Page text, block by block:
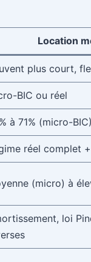
Location
plus court,
BIC ou réel
à 71% (micro-BIC)
réel complet
(micro) à
loi